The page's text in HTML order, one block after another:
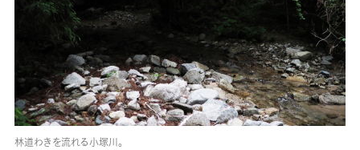
林道わきを流れる小塚川。